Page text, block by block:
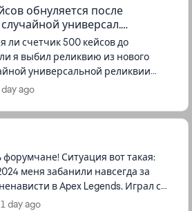
обнуляется после
универсал.
ли счетчик 500 кейсов до
я выбил реликвию из нового
универсальной реликвии
я же покупаю её и все
day ago
Ситуация вот такая:
меня забанили навсегда за
в Apex Legends. Играл с
или японии, и вот написал
1 day ago